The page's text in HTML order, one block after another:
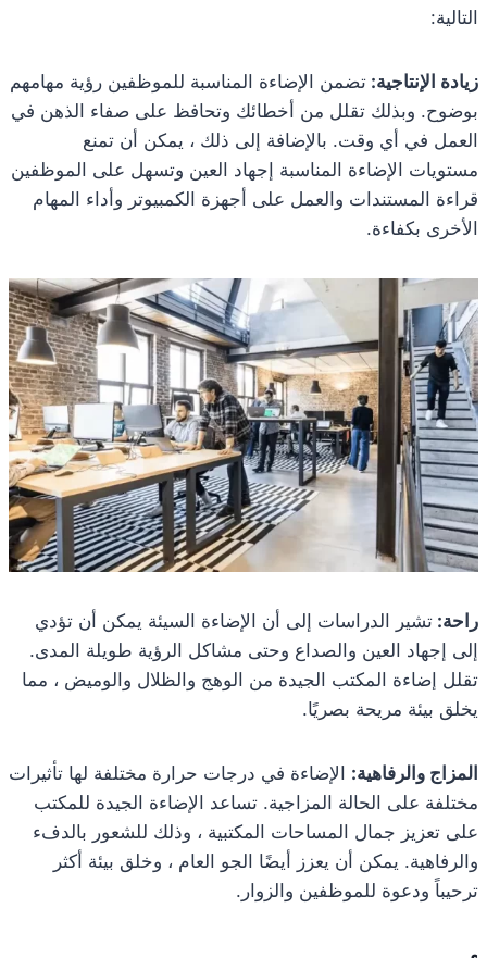
التالية:
زيادة الإنتاجية: تضمن الإضاءة المناسبة للموظفين رؤية مهامهم
بوضوح. وبذلك تقلل من أخطائك وتحافظ على صفاء الذهن في
العمل في أي وقت. بالإضافة إلى ذلك ، يمكن أن تمنع
مستويات الإضاءة المناسبة إجهاد العين وتسهل على الموظفين
قراءة المستندات والعمل على أجهزة الكمبيوتر وأداء المهام
الأخرى بكفاءة.
راحة: تشير الدراسات إلى أن الإضاءة السيئة يمكن أن تؤدي
إلى إجهاد العين والصداع وحتى مشاكل الرؤية طويلة المدى.
تقلل إضاءة المكتب الجيدة من الوهج والظلال والوميض ، مما
يخلق بيئة مريحة بصريًا.
المزاج والرفاهية: الإضاءة في درجات حرارة مختلفة لها تأثيرات
مختلفة على الحالة المزاجية. تساعد الإضاءة الجيدة للمكتب
على تعزيز جمال المساحات المكتبية ، وذلك للشعور بالدفء
والرفاهية. يمكن أن يعزز أيضًا الجو العام ، وخلق بيئة أكثر
ترحيباً ودعوة للموظفين والزوار.